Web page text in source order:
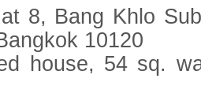
8, Bang Khlo
10120
house, 54 sq.